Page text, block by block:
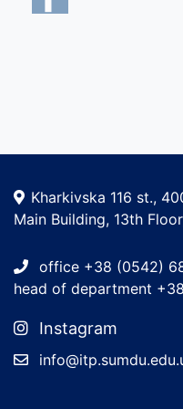
Kharkivska 116 st.,
Main Building, 13th
office +38 (0542)
head of department
Instagram